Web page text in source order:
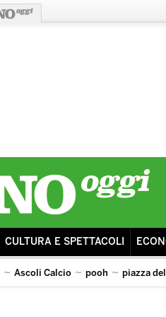
CULTURA E SPETTACOLI
Ascoli Calcio pooh piazza